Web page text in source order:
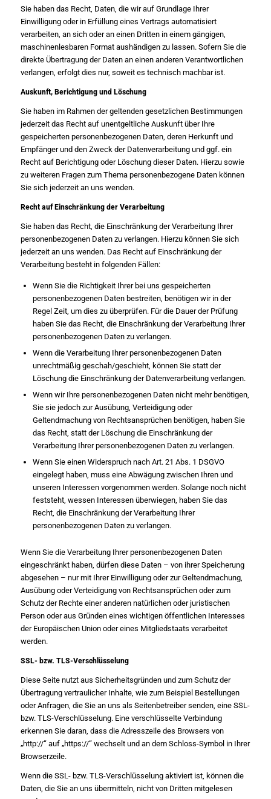
Sie haben das Recht, Daten, die wir auf Grundlage Ihrer
Einwilligung oder in Erfüllung eines Vertrags automatisiert
verarbeiten, an sich oder an einen Dritten in einem gängigen,
maschinenlesbaren Format aushändigen zu lassen. Sofern Sie die
direkte Übertragung der Daten an einen anderen Verantwortlichen
verlangen, erfolgt dies nur, soweit es technisch machbar ist.
Auskunft, Berichtigung und Löschung
Sie haben im Rahmen der geltenden gesetzlichen Bestimmungen
jederzeit das Recht auf unentgeltliche Auskunft über Ihre
gespeicherten personenbezogenen Daten, deren Herkunft und
Empfänger und den Zweck der Datenverarbeitung und ggf. ein
Recht auf Berichtigung oder Löschung dieser Daten. Hierzu sowie
zu weiteren Fragen zum Thema personenbezogene Daten können
Sie sich jederzeit an uns wenden.
Recht auf Einschränkung der Verarbeitung
Sie haben das Recht, die Einschränkung der Verarbeitung Ihrer
personenbezogenen Daten zu verlangen. Hierzu können Sie sich
jederzeit an uns wenden. Das Recht auf Einschränkung der
Verarbeitung besteht in folgenden Fällen:
Wenn Sie die Richtigkeit Ihrer bei uns gespeicherten
personenbezogenen Daten bestreiten, benötigen wir in der
Regel Zeit, um dies zu überprüfen. Für die Dauer der Prüfung
haben Sie das Recht, die Einschränkung der Verarbeitung Ihrer
personenbezogenen Daten zu verlangen.
Wenn die Verarbeitung Ihrer personenbezogenen Daten
unrechtmäßig geschah/geschieht, können Sie statt der
Löschung die Einschränkung der Datenverarbeitung verlangen.
Wenn wir Ihre personenbezogenen Daten nicht mehr benötigen,
Sie sie jedoch zur Ausübung, Verteidigung oder
Geltendmachung von Rechtsansprüchen benötigen, haben Sie
das Recht, statt der Löschung die Einschränkung der
Verarbeitung Ihrer personenbezogenen Daten zu verlangen.
Wenn Sie einen Widerspruch nach Art. 21 Abs. 1 DSGVO
eingelegt haben, muss eine Abwägung zwischen Ihren und
unseren Interessen vorgenommen werden. Solange noch nicht
feststeht, wessen Interessen überwiegen, haben Sie das
Recht, die Einschränkung der Verarbeitung Ihrer
personenbezogenen Daten zu verlangen.
Wenn Sie die Verarbeitung Ihrer personenbezogenen Daten
eingeschränkt haben, dürfen diese Daten – von ihrer Speicherung
abgesehen – nur mit Ihrer Einwilligung oder zur Geltendmachung,
Ausübung oder Verteidigung von Rechtsansprüchen oder zum
Schutz der Rechte einer anderen natürlichen oder juristischen
Person oder aus Gründen eines wichtigen öffentlichen Interesses
der Europäischen Union oder eines Mitgliedstaats verarbeitet
werden.
SSL- bzw. TLS-Verschlüsselung
Diese Seite nutzt aus Sicherheitsgründen und zum Schutz der
Übertragung vertraulicher Inhalte, wie zum Beispiel Bestellungen
oder Anfragen, die Sie an uns als Seitenbetreiber senden, eine SSL-
bzw. TLS-Verschlüsselung. Eine verschlüsselte Verbindung
erkennen Sie daran, dass die Adresszeile des Browsers von
„http://“ auf „https://“ wechselt und an dem Schloss-Symbol in Ihrer
Browserzeile.
Wenn die SSL- bzw. TLS-Verschlüsselung aktiviert ist, können die
Daten, die Sie an uns übermitteln, nicht von Dritten mitgelesen